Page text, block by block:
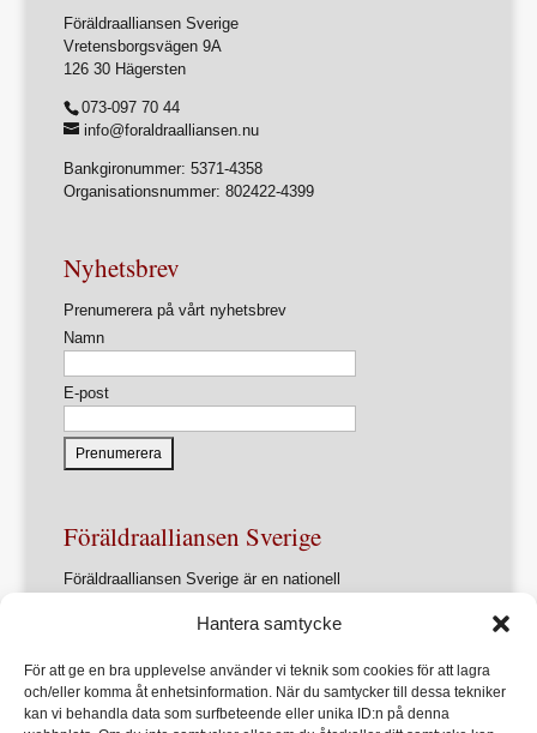
Hantera samtycke
För att ge en bra upplevelse använder vi teknik som cookies för att lagra
och/eller komma åt enhetsinformation. När du samtycker till dessa tekniker
kan vi behandla data som surfbeteende eller unika ID:n på denna
Föräldraalliansen Sverige
Vretensborgsvägen 9A
126 30 Hägersten
073-097 70 44
info@foraldraalliansen.nu
Bankgironummer: 5371-4358
Organisationsnummer: 802422-4399
Nyhetsbrev
Prenumerera på vårt nyhetsbrev
Namn
E-post
Föräldraalliansen Sverige
Föräldraalliansen Sverige är en nationell
föräldrasammanslutningar.
Förbundets övergripande ändamål är att ur ett
föräldraperspektiv verka för en utveckling av samhället
som främjar varje barns allsidiga utveckling, lärande och